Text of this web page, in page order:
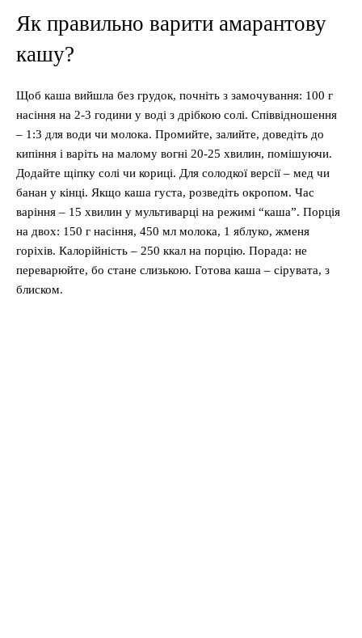
Як правильно варити амарантову
кашу?
Щоб каша вийшла без грудок, почніть з замочування: 100 г
насіння на 2-3 години у воді з дрібкою солі. Співвідношення
– 1:3 для води чи молока. Промийте, залийте, доведіть до
кипіння і варіть на малому вогні 20-25 хвилин, помішуючи.
Додайте щіпку солі чи кориці. Для солодкої версії – мед чи
банан у кінці. Якщо каша густа, розведіть окропом. Час
варіння – 15 хвилин у мультиварці на режимі “каша”. Порція
на двох: 150 г насіння, 450 мл молока, 1 яблуко, жменя
горіхів. Калорійність – 250 ккал на порцію. Порада: не
переварюйте, бо стане слизькою. Готова каша – сірувата, з
блиском.